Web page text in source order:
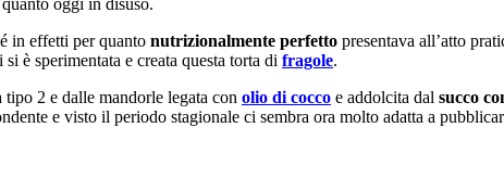
oggi in disuso.
in effetti per quanto nutrizionalmente perfetto presentava all’atto
è sperimentata e creata questa torta di fragole.
tipo 2 e dalle mandorle legata con olio di cocco e addolcita dal succo
e visto il periodo stagionale ci sembra ora molto adatta a